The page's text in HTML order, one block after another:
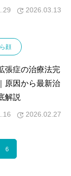
2026.03.13
顔
張症の治療法完
原因から最新治
解説
2026.02.27
6